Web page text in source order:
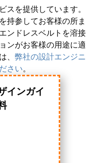
スを提供しています。
持参してお客様の所ま
ンドレスベルトを溶接
ンがお客様の用途に適
、 弊社の設計エンジニ
さい。
インガイ